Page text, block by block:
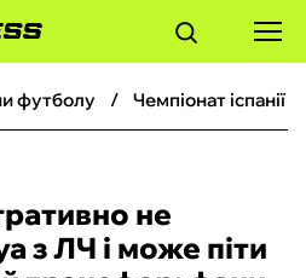
футболу чемпіонат іспанії
не
з ЛЧ і може піти